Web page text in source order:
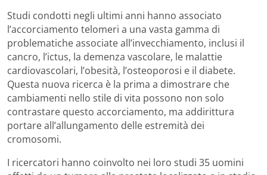
Studi condotti negli ultimi anni hanno associato
l’accorciamento telomeri a una vasta gamma di
problematiche associate all’invecchiamento, inclusi il
cancro, l’ictus, la demenza vascolare, le malattie
cardiovascolari, l’obesità, l’osteoporosi e il diabete.
Questa nuova ricerca è la prima a dimostrare che
cambiamenti nello stile di vita possono non solo
contrastare questo accorciamento, ma addirittura
portare all’allungamento delle estremità dei
cromosomi.
I ricercatori hanno coinvolto nei loro studi 35 uomini